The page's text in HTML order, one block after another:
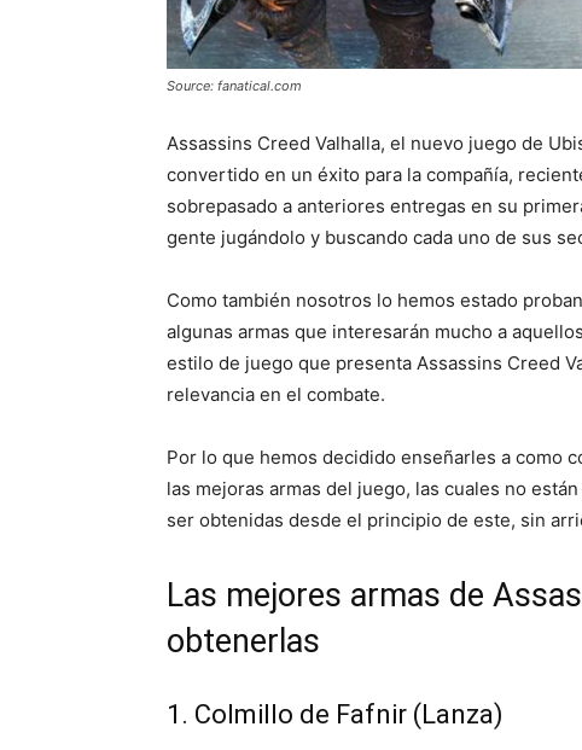
Source: fanatical.com
Assassins Creed Valhalla, el nuevo juego de
convertido en un éxito para la compañía,
sobrepasado a anteriores entregas en su
gente jugándolo y buscando cada uno de sus
Como también nosotros lo hemos estado
algunas armas que interesarán mucho a
estilo de juego que presenta Assassins Creed
relevancia en el combate.
Por lo que hemos decidido enseñarles a como
las mejoras armas del juego, las cuales no
ser obtenidas desde el principio de este, sin
Las mejores armas de
obtenerlas
1. Colmillo de Fafnir (Lanza)